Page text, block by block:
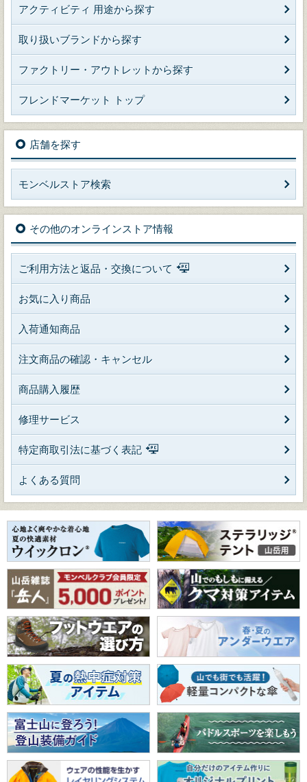
アクティビティ 用途から探す
取り扱いブランドから探す
ファクトリー・アウトレットから探す
フレンドマーケット トップ
店舗を探す
モンベルストア検索
その他のオンラインストア情報
ご利用方法と返品・交換について
お気に入り商品
入荷通知商品
注文商品の確認・キャンセル
商品購入履歴
修理サービス
特定商取引法に基づく表記
よくある質問